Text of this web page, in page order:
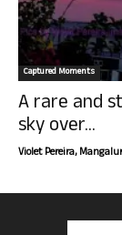
Captured Moments
A rare and
sky over...
Violet Pereira,